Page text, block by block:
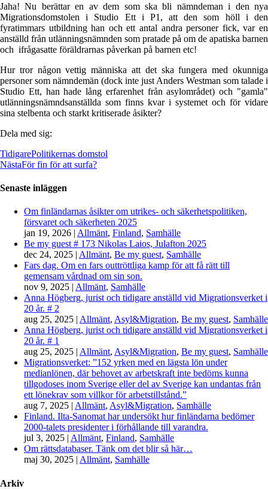
Jaha! Nu berättar en av dem som ska bli nämndeman i den nya
Migrationsdomstolen i Studio Ett i P1, att den som höll i den
fyratimmars utbildning han och ett antal andra personer fick, var en
anställd från utlänningsnämnden som pratade på om de apatiska barnen
och ifrågasatte föräldrarnas påverkan på barnen etc!
Hur tror någon vettig människa att det ska fungera med okunniga
personer som nämndemän (dock inte just Anders Westman som talade i
Studio Ett, han hade lång erfarenhet från asylområdet) och "gamla"
utlänningsnämndsanställda som finns kvar i systemet och för vidare
sina stelbenta och starkt kritiserade åsikter?
Dela med sig:
TidigarePolitikernas domstol
NästaFör fin för att surfa?
Senaste inläggen
Om finländarnas åsikter om utrikes- och säkerhetspolitiken,
försvaret och säkerheten 2025
jan 19, 2026 | Allmänt, Finland, Samhälle
Be my guest # 173 Nikolas Laios, Julafton 2025
dec 24, 2025 | Allmänt, Be my guest, Samhälle
Fars dag. Om en fars outtröttliga kamp för att få rätt till
gemensam vårdnad om sin son.
nov 9, 2025 | Allmänt, Samhälle
Anna Högberg, jurist och tidigare anställd vid Migrationsverket i
20 år. # 2
aug 25, 2025 | Allmänt, Asyl&Migration, Be my guest, Samhälle
Anna Högberg, jurist och tidigare anställd vid Migrationsverket i
20 år. # 1
aug 25, 2025 | Allmänt, Asyl&Migration, Be my guest, Samhälle
Migrationsverket: ”152 yrken med en lägsta lön under
medianlönen, där behovet av arbetskraft inte bedöms kunna
tillgodoses inom Sverige eller del av Sverige kan undantas från
ett lönekrav som villkor för arbetstillstånd.”
aug 7, 2025 | Allmänt, Asyl&Migration, Samhälle
Finland. Ilta-Sanomat har undersökt hur finländarna bedömer
2000-talets presidenter i förhållande till varandra.
jul 3, 2025 | Allmänt, Finland, Samhälle
Om rättsdatabaser. Tänk om det blir så här…
maj 30, 2025 | Allmänt, Samhälle
Arkiv